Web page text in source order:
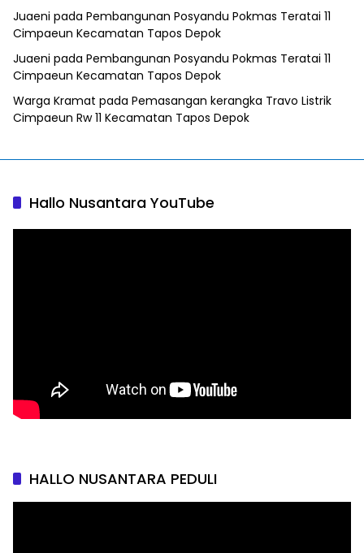
Juaeni pada Pembangunan Posyandu Pokmas Teratai 11
Cimpaeun Kecamatan Tapos Depok
Juaeni pada Pembangunan Posyandu Pokmas Teratai 11
Cimpaeun Kecamatan Tapos Depok
Warga Kramat pada Pemasangan kerangka Travo Listrik
Cimpaeun Rw 11 Kecamatan Tapos Depok
Hallo Nusantara YouTube
HALLO NUSANTARA PEDULI